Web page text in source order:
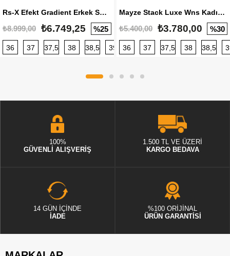
Rs-X Efekt Gradient Erkek Sneaker
₺8.999,00 ₺6.749,25 %25
36 37 37,5 38 38,5 39 40 40,5 41 42 42,5
Mayze Stack Luxe Wns Kadın Sneaker
₺5.400,00 ₺3.780,00 %30
36 37 37,5 38 38,5
100%
GÜVENLİ ALIŞVERİŞ
1.500 TL VE ÜZERİ
KARGO BEDAVA
14 GÜN İÇİNDE
İADE
%100 ORİJİNAL
ÜRÜN GARANTİSİ